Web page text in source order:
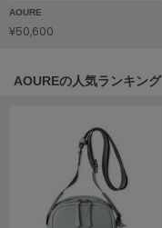
HOKA ONEONE
ラート
AOURE
¥50,600
AOUREの人気ランキング